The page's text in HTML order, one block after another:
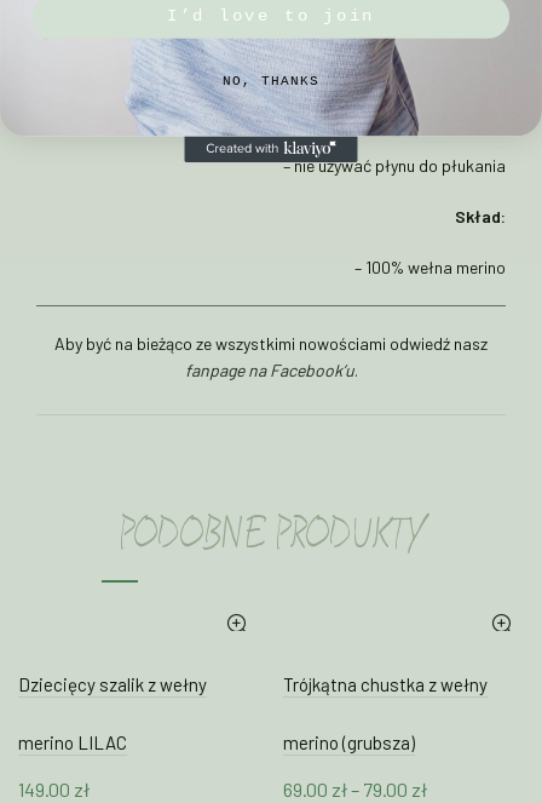
– prać ręcznie w max 30°C w płynie do wełny
– unikać gwałtownych zmian temperatur
– suszyć na płasko
– nie używać płynu do płukania
Skład:
– 100% wełna merino
Aby być na bieżąco ze wszystkimi nowościami odwiedź nasz
fanpage na Facebook’u.
PODOBNE PRODUKTY
Dziecięcy szalik z wełny
merino LILAC
149.00 zł
Trójkątna chustka z wełny
merino (grubsza)
69.00 zł– 79.00 złZakres
I’d love to join
NO, THANKS